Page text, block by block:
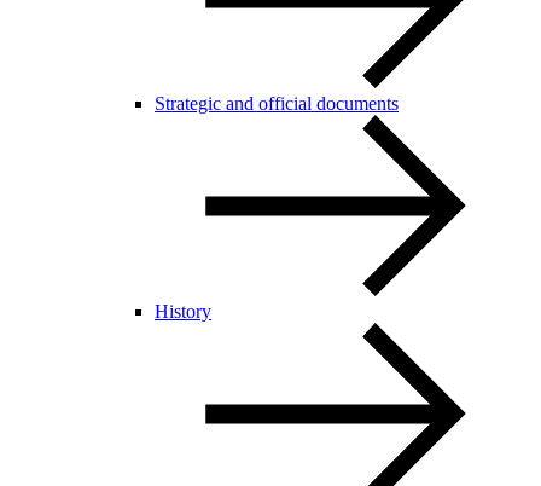
Strategic and official documents
History